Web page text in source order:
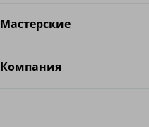
Мастерские
Компания